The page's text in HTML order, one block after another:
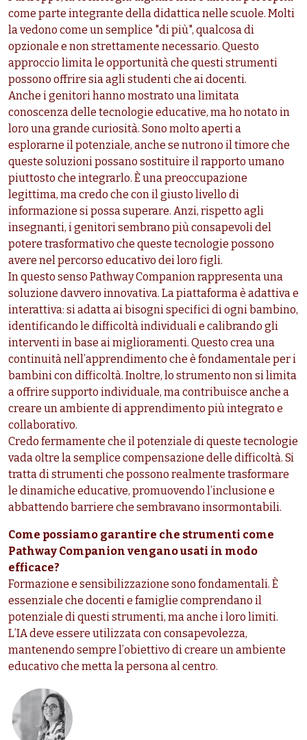
come parte integrante della didattica nelle scuole. Molti
la vedono come un semplice "di più", qualcosa di
opzionale e non strettamente necessario. Questo
approccio limita le opportunità che questi strumenti
possono offrire sia agli studenti che ai docenti.
Anche i genitori hanno mostrato una limitata
conoscenza delle tecnologie educative, ma ho notato in
loro una grande curiosità. Sono molto aperti a
esplorarne il potenziale, anche se nutrono il timore che
queste soluzioni possano sostituire il rapporto umano
piuttosto che integrarlo. È una preoccupazione
legittima, ma credo che con il giusto livello di
informazione si possa superare. Anzi, rispetto agli
insegnanti, i genitori sembrano più consapevoli del
potere trasformativo che queste tecnologie possono
avere nel percorso educativo dei loro figli.
In questo senso Pathway Companion rappresenta una
soluzione davvero innovativa. La piattaforma è adattiva e
interattiva: si adatta ai bisogni specifici di ogni bambino,
identificando le difficoltà individuali e calibrando gli
interventi in base ai miglioramenti. Questo crea una
continuità nell’apprendimento che è fondamentale per i
bambini con difficoltà. Inoltre, lo strumento non si limita
a offrire supporto individuale, ma contribuisce anche a
creare un ambiente di apprendimento più integrato e
collaborativo.
Credo fermamente che il potenziale di queste tecnologie
vada oltre la semplice compensazione delle difficoltà. Si
tratta di strumenti che possono realmente trasformare
le dinamiche educative, promuovendo l’inclusione e
abbattendo barriere che sembravano insormontabili.
Come possiamo garantire che strumenti come
Pathway Companion vengano usati in modo
efficace?
Formazione e sensibilizzazione sono fondamentali. È
essenziale che docenti e famiglie comprendano il
potenziale di questi strumenti, ma anche i loro limiti.
L’IA deve essere utilizzata con consapevolezza,
mantenendo sempre l’obiettivo di creare un ambiente
educativo che metta la persona al centro.